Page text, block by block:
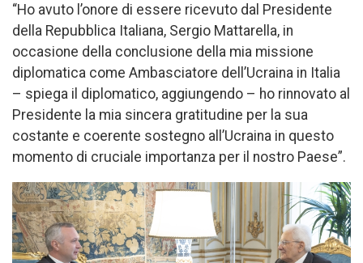
“Ho avuto l’onore di essere ricevuto dal Presidente
della Repubblica Italiana, Sergio Mattarella, in
occasione della conclusione della mia missione
diplomatica come Ambasciatore dell’Ucraina in Italia
– spiega il diplomatico, aggiungendo – ho rinnovato al
Presidente la mia sincera gratitudine per la sua
costante e coerente sostegno all’Ucraina in questo
momento di cruciale importanza per il nostro Paese”.